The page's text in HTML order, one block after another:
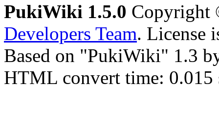
PukiWiki 1.5.0 Copyright
Developers Team. License
Based on "PukiWiki" 1.3
HTML convert time: 0.015